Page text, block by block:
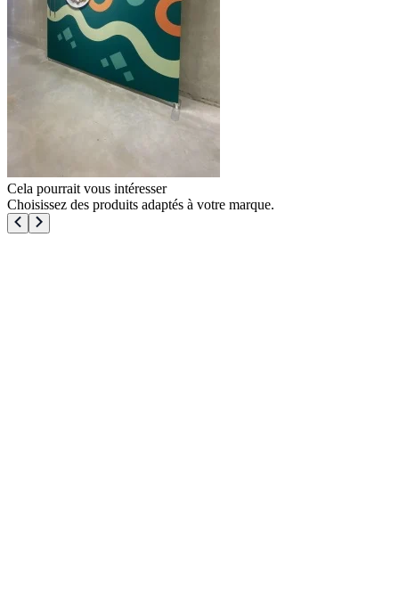
Cela pourrait vous intéresser
Choisissez des produits adaptés à votre marque.